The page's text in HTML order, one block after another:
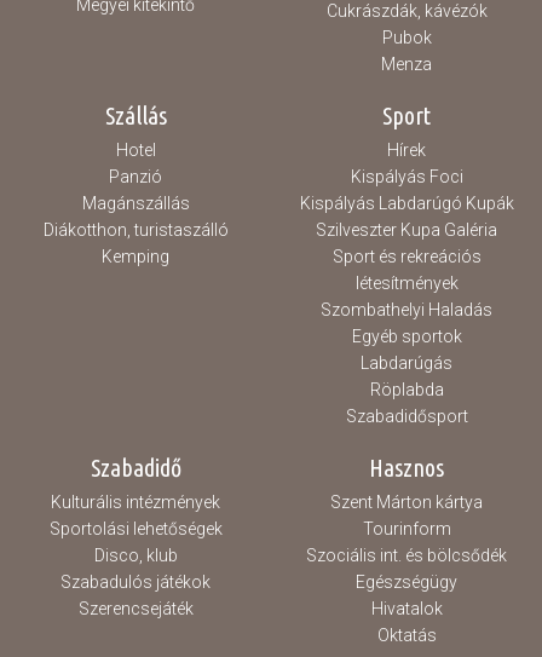
Megyei kitekintő
Cukrászdák, kávézók
Pubok
Menza
Szállás
Hotel
Panzió
Magánszállás
Diákotthon, turistaszálló
Kemping
Sport
Hírek
Kispályás Foci
Kispályás Labdarúgó Kupák
Szilveszter Kupa Galéria
Sport és rekreációs
létesítmények
Szombathelyi Haladás
Egyéb sportok
Labdarúgás
Röplabda
Szabadidősport
Szabadidő
Kulturális intézmények
Sportolási lehetőségek
Disco, klub
Szabadulós játékok
Szerencsejáték
Hasznos
Szent Márton kártya
Tourinform
Szociális int. és bölcsődék
Egészségügy
Hivatalok
Oktatás